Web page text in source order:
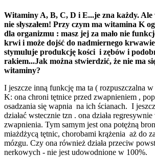
Witaminy A, B, C, D i E...je zna każdy.
nie słyszałem! Przy czym ma witamina K
dla organizmu : masz jej za mało nie
krwi i może dojść do nadmiernego
stymuluje produkcję kości i zębów i
rakiem...Jak można stwierdzić, że nie ma
witaminy?
I jeszcze inną funkcję ma ta ( rozpuszczalna w
K: ona chroni tętnice przed zwapnieniem ,
osadzania się wapnia na ich ścianach. I
działać wstecznie tzn . ona działa
zwapnienia. Tym samym jest ona potężną
miażdżycą tętnic, chorobami krążenia aż do
mózgu. Czy ona również działa przeciw
nerkowych - nie jest udowodnione w 100%.